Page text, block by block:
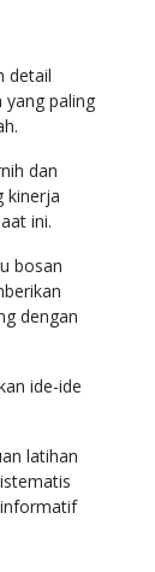
detail
yang paling
dan
kinerja
ini.
bosan
dengan
ide-ide
latihan